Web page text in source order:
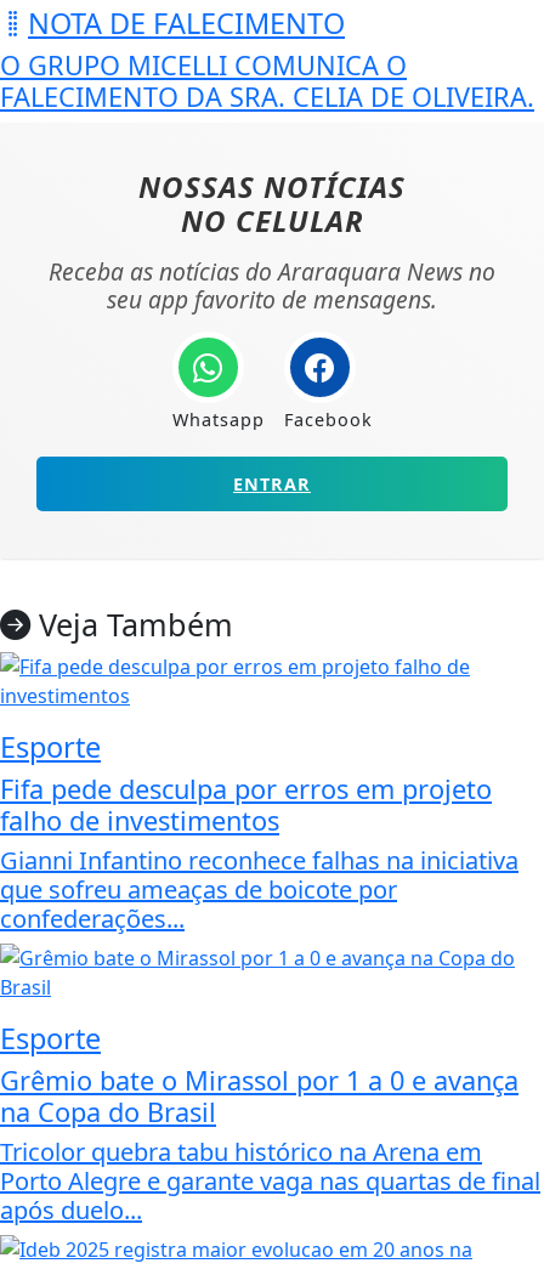
NOTA DE FALECIMENTO
O GRUPO MICELLI COMUNICA O
FALECIMENTO DA SRA. CELIA DE OLIVEIRA.
NOSSAS NOTÍCIAS
NO CELULAR
Receba as notícias do Araraquara News no
seu app favorito de mensagens.
Whatsapp Facebook
ENTRAR
Veja Também
Esporte
Fifa pede desculpa por erros em projeto
falho de investimentos
Gianni Infantino reconhece falhas na iniciativa
que sofreu ameaças de boicote por
confederações...
Esporte
Grêmio bate o Mirassol por 1 a 0 e avança
na Copa do Brasil
Tricolor quebra tabu histórico na Arena em
Porto Alegre e garante vaga nas quartas de final
após duelo...